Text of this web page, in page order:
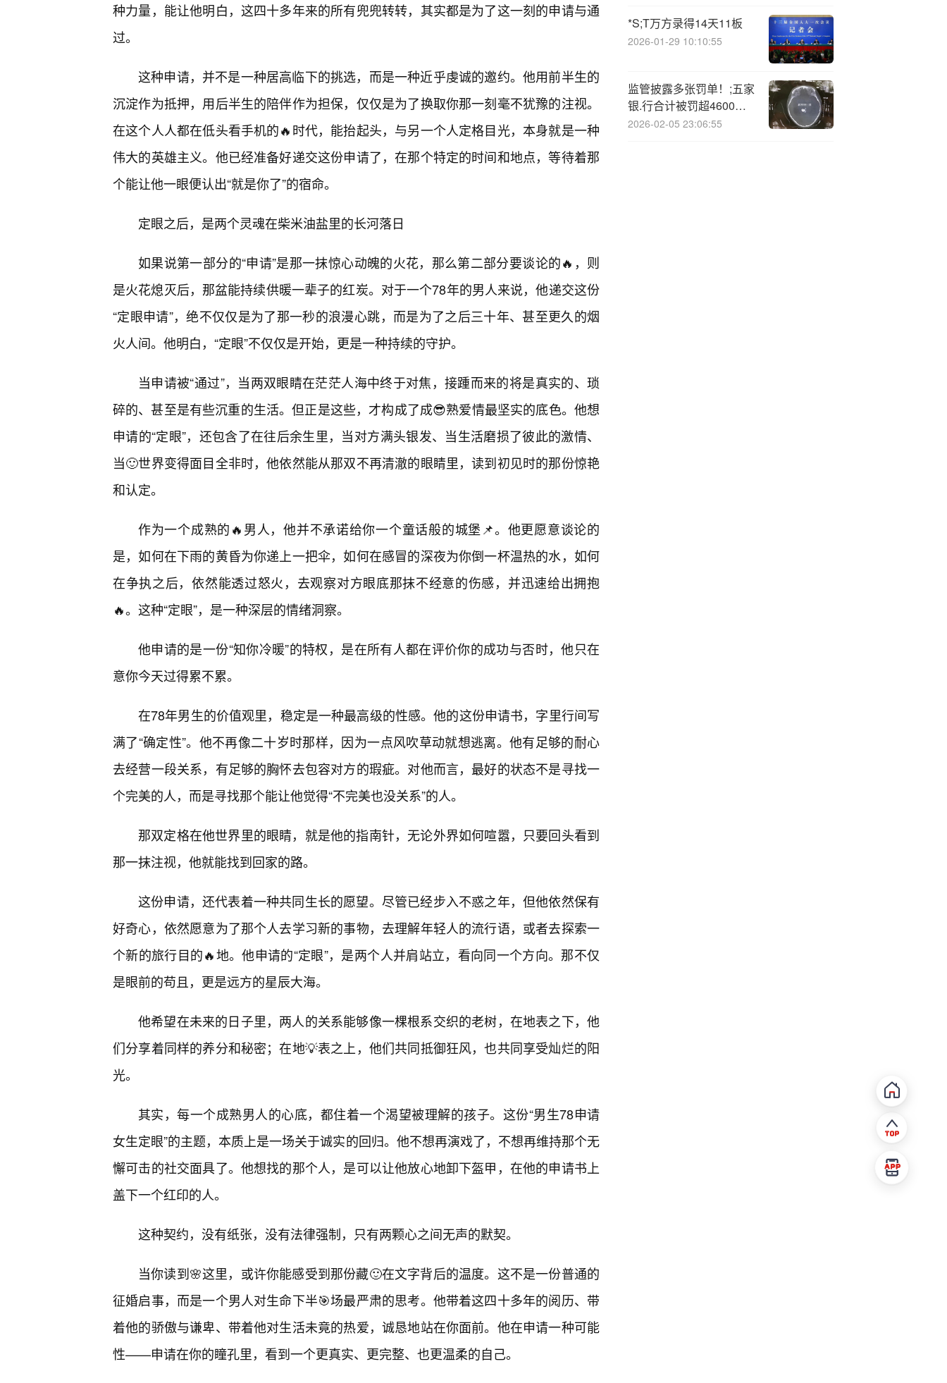
种力量，能让他明白，这四十多年来的所有兜兜转转，其实都是为了这一刻的申请与通
过。
这种申请，并不是一种居高临下的挑选，而是一种近乎虔诚的邀约。他用前半生的
沉淀作为抵押，用后半生的陪伴作为担保，仅仅是为了换取你那一刻毫不犹豫的注视。
在这个人人都在低头看手机的🔥时代，能抬起头，与另一个人定格目光，本身就是一种
伟大的英雄主义。他已经准备好递交这份申请了，在那个特定的时间和地点，等待着那
个能让他一眼便认出“就是你了”的宿命。
定眼之后，是两个灵魂在柴米油盐里的长河落日
如果说第一部分的“申请”是那一抹惊心动魄的火花，那么第二部分要谈论的🔥，则
是火花熄灭后，那盆能持续供暖一辈子的红炭。对于一个78年的男人来说，他递交这份
“定眼申请”，绝不仅仅是为了那一秒的浪漫心跳，而是为了之后三十年、甚至更久的烟
火人间。他明白，“定眼”不仅仅是开始，更是一种持续的守护。
当申请被“通过”，当两双眼睛在茫茫人海中终于对焦，接踵而来的将是真实的、琐
碎的、甚至是有些沉重的生活。但正是这些，才构成了成😎熟爱情最坚实的底色。他想
申请的“定眼”，还包含了在往后余生里，当对方满头银发、当生活磨损了彼此的激情、
当🙂世界变得面目全非时，他依然能从那双不再清澈的眼睛里，读到初见时的那份惊艳
和认定。
作为一个成熟的🔥男人，他并不承诺给你一个童话般的城堡📌。他更愿意谈论的
是，如何在下雨的黄昏为你递上一把伞，如何在感冒的深夜为你倒一杯温热的水，如何
在争执之后，依然能透过怒火，去观察对方眼底那抹不经意的伤感，并迅速给出拥抱
🔥。这种“定眼”，是一种深层的情绪洞察。
他申请的是一份“知你冷暖”的特权，是在所有人都在评价你的成功与否时，他只在
意你今天过得累不累。
在78年男生的价值观里，稳定是一种最高级的性感。他的这份申请书，字里行间写
满了“确定性”。他不再像二十岁时那样，因为一点风吹草动就想逃离。他有足够的耐心
去经营一段关系，有足够的胸怀去包容对方的瑕疵。对他而言，最好的状态不是寻找一
个完美的人，而是寻找那个能让他觉得“不完美也没关系”的人。
那双定格在他世界里的眼睛，就是他的指南针，无论外界如何喧嚣，只要回头看到
那一抹注视，他就能找到回家的路。
这份申请，还代表着一种共同生长的愿望。尽管已经步入不惑之年，但他依然保有
好奇心，依然愿意为了那个人去学习新的事物，去理解年轻人的流行语，或者去探索一
个新的旅行目的🔥地。他申请的“定眼”，是两个人并肩站立，看向同一个方向。那不仅
是眼前的苟且，更是远方的星辰大海。
他希望在未来的日子里，两人的关系能够像一棵根系交织的老树，在地表之下，他
们分享着同样的养分和秘密；在地💡表之上，他们共同抵御狂风，也共同享受灿烂的阳
光。
其实，每一个成熟男人的心底，都住着一个渴望被理解的孩子。这份“男生78申请
女生定眼”的主题，本质上是一场关于诚实的回归。他不想再演戏了，不想再维持那个无
懈可击的社交面具了。他想找的那个人，是可以让他放心地卸下盔甲，在他的申请书上
盖下一个红印的人。
这种契约，没有纸张，没有法律强制，只有两颗心之间无声的默契。
当你读到🌸这里，或许你能感受到那份藏🙂在文字背后的温度。这不是一份普通的
征婚启事，而是一个男人对生命下半🎯场最严肃的思考。他带着这四十多年的阅历、带
着他的骄傲与谦卑、带着他对生活未竟的热爱，诚恳地站在你面前。他在申请一种可能
性——申请在你的瞳孔里，看到一个更真实、更完整、也更温柔的自己。
*S;T万方录得14天11板
2026-01-29 10:10:55
监管披露多张罚单！;五家
银.行合计被罚超4600万
元
2026-02-05 23:06:55